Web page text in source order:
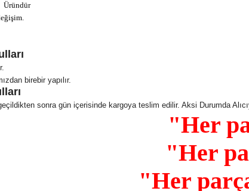
Üründür
birebir yapılır.
sonra gün içerisinde kargoya teslim edilir. Aksi Durumda
"Her
"Her
"Her